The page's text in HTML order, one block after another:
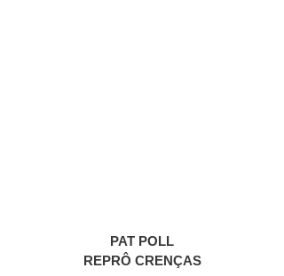
PAT POLL
REPRÔ CRENÇAS